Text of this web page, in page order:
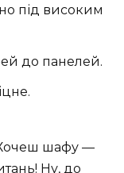
під високим
до панелей.
Хочеш шафу —
Ну, до